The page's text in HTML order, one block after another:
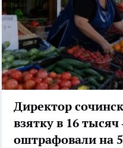
Директор
взятку в 16
оштрафовали на